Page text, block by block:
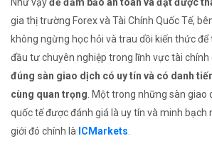
Như vậyđể đảm bảo an toàn và đạt được
gia thị trường Forex và Tài Chính Quốc Tế,
không ngừng học hỏi và trau dồi kiến thức
đầu tư chuyên nghiệp trong lĩnh vực tài chính
đúng sàn giao dịch có uy tín và có danh
cùng quan trọng. Một trong những sàn giao
quốc tế được đánh giá là uy tín và minh bạch
giới đó chính là ICMarkets.